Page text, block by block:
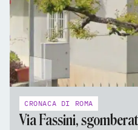
CRONACA DI ROMA
Via Fassini,